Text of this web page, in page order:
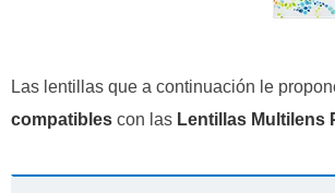
Las lentillas que a continuación le
compatibles con las Lentillas Multilens